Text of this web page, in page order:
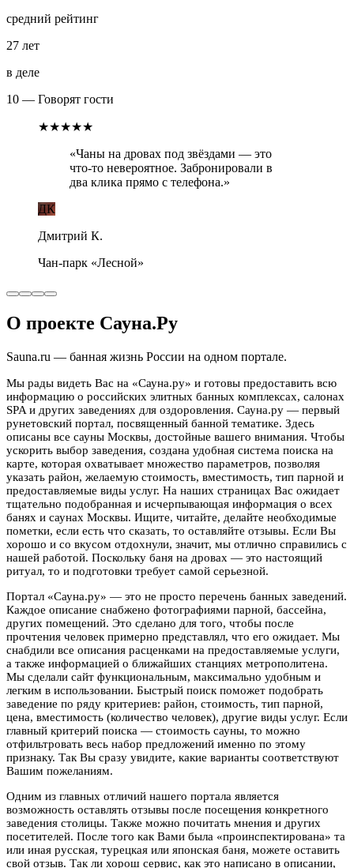
средний рейтинг
27 лет
в деле
10 — Говорят гости
★★★★★
«Чаны на дровах под звёздами — это
что-то невероятное. Забронировали в
два клика прямо с телефона.»
ДК
Дмитрий К.
Чан-парк «Лесной»
О проекте Сауна.Ру
Sauna.ru — банная жизнь России на одном портале.
Мы рады видеть Вас на «Сауна.ру» и готовы предоставить всю
информацию о российских элитных банных комплексах, салонах
SPA и других заведениях для оздоровления. Сауна.ру — первый
рунетовский портал, посвященный банной тематике. Здесь
описаны все сауны Москвы, достойные вашего внимания. Чтобы
ускорить выбор заведения, создана удобная система поиска на
карте, которая охватывает множество параметров, позволяя
указать район, желаемую стоимость, вместимость, тип парной и
предоставляемые виды услуг. На наших страницах Вас ожидает
тщательно подобранная и исчерпывающая информация о всех
банях и саунах Москвы. Ищите, читайте, делайте необходимые
пометки, если есть что сказать, то оставляйте отзывы. Если Вы
хорошо и со вкусом отдохнули, значит, мы отлично справились с
нашей работой. Поскольку баня на дровах — это настоящий
ритуал, то и подготовки требует самой серьезной.
Портал «Сауна.ру» — это не просто перечень банных заведений.
Каждое описание снабжено фотографиями парной, бассейна,
других помещений. Это сделано для того, чтобы после
прочтения человек примерно представлял, что его ожидает. Мы
снабдили все описания расценками на предоставляемые услуги,
а также информацией о ближайших станциях метрополитена.
Мы сделали сайт функциональным, максимально удобным и
легким в использовании. Быстрый поиск поможет подобрать
заведение по ряду критериев: район, стоимость, тип парной,
цена, вместимость (количество человек), другие виды услуг. Если
главный критерий поиска — стоимость сауны, то можно
отфильтровать весь набор предложений именно по этому
признаку. Так Вы сразу увидите, какие варианты соответствуют
Вашим пожеланиям.
Одним из главных отличий нашего портала является
возможность оставлять отзывы после посещения конкретного
заведения столицы. Также можно почитать мнения и других
посетителей. После того как Вами была «проинспектирована» та
или иная русская, турецкая или японская баня, можете оставить
свой отзыв. Так ли хорош сервис, как это написано в описании,